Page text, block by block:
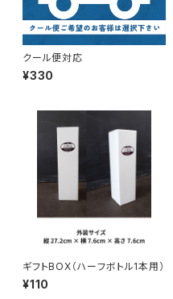
クール便対応
¥330
ギフトBOX（ハーフボトル1本用）
¥110